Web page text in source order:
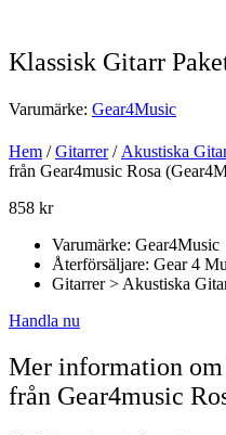
Klassisk Gitarr
Varumärke: Gear4Music
Hem /Gitarrer/Akustiska
från Gear4music Rosa
858 kr
Varumärke: Gear4Music
Återförsäljare: Gear 4
Gitarrer > Akustiska
Handla nu
Mer information
från Gear4music